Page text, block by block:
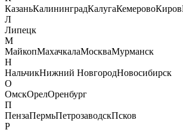
КазаньКалининградКалугаКемеровоКиров
Л
Липецк
М
МайкопМахачкалаМоскваМурманск
Н
НальчикНижний НовгородНовосибирск
О
ОмскОрелОренбург
П
ПензаПермьПетрозаводскПсков
Р